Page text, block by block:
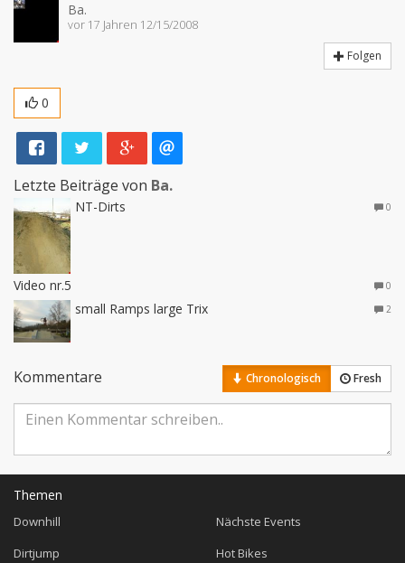
Ba.
vor 17 Jahren 12/15/2008
Folgen
0
Letzte Beiträge von Ba.
NT-Dirts 0
Video nr.5 0
small Ramps large Trix 2
Kommentare Chronologisch Fresh
Themen
Downhill
Dirtjump
Nächste Events
Hot Bikes